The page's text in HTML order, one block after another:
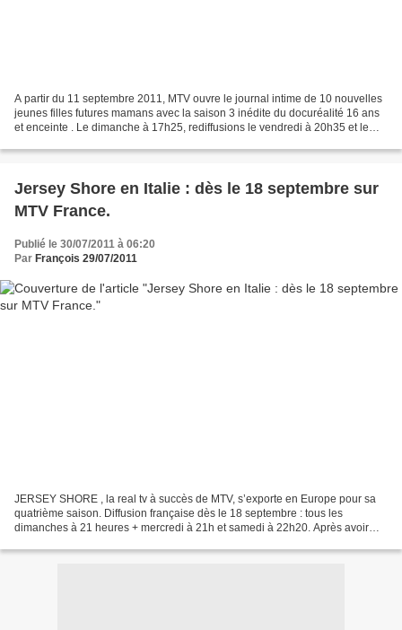
A partir du 11 septembre 2011, MTV ouvre le journal intime de 10 nouvelles
jeunes filles futures mamans avec la saison 3 inédite du docuréalité 16 ans
et enceinte . Le dimanche à 17h25, rediffusions le vendredi à 20h35 et le
Jersey Shore en Italie : dès le 18 septembre sur
MTV France.
Publié le 30/07/2011 à 06:20
Par François 29/07/2011
JERSEY SHORE , la real tv à succès de MTV, s’exporte en Europe pour sa
quatrième saison. Diffusion française dès le 18 septembre : tous les
dimanches à 21 heures + mercredi à 21h et samedi à 22h20. Après avoir